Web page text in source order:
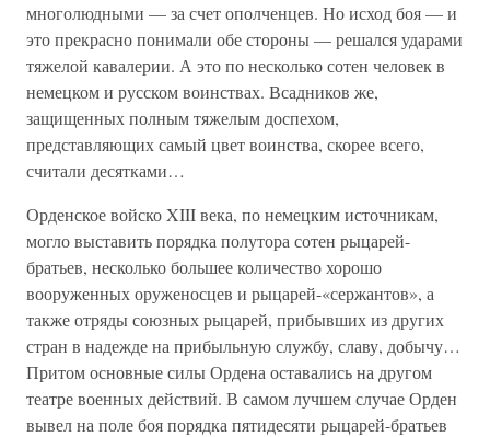
многолюдными — за счет ополченцев. Но исход боя — и
это прекрасно понимали обе стороны — решался ударами
тяжелой кавалерии. А это по несколько сотен человек в
немецком и русском воинствах. Всадников же,
защищенных полным тяжелым доспехом,
представляющих самый цвет воинства, скорее всего,
считали десятками…
Орденское войско XIII века, по немецким источникам,
могло выставить порядка полутора сотен рыцарей-
братьев, несколько большее количество хорошо
вооруженных оруженосцев и рыцарей-«сержантов», а
также отряды союзных рыцарей, прибывших из других
стран в надежде на прибыльную службу, славу, добычу…
Притом основные силы Ордена оставались на другом
театре военных действий. В самом лучшем случае Орден
вывел на поле боя порядка пятидесяти рыцарей-братьев